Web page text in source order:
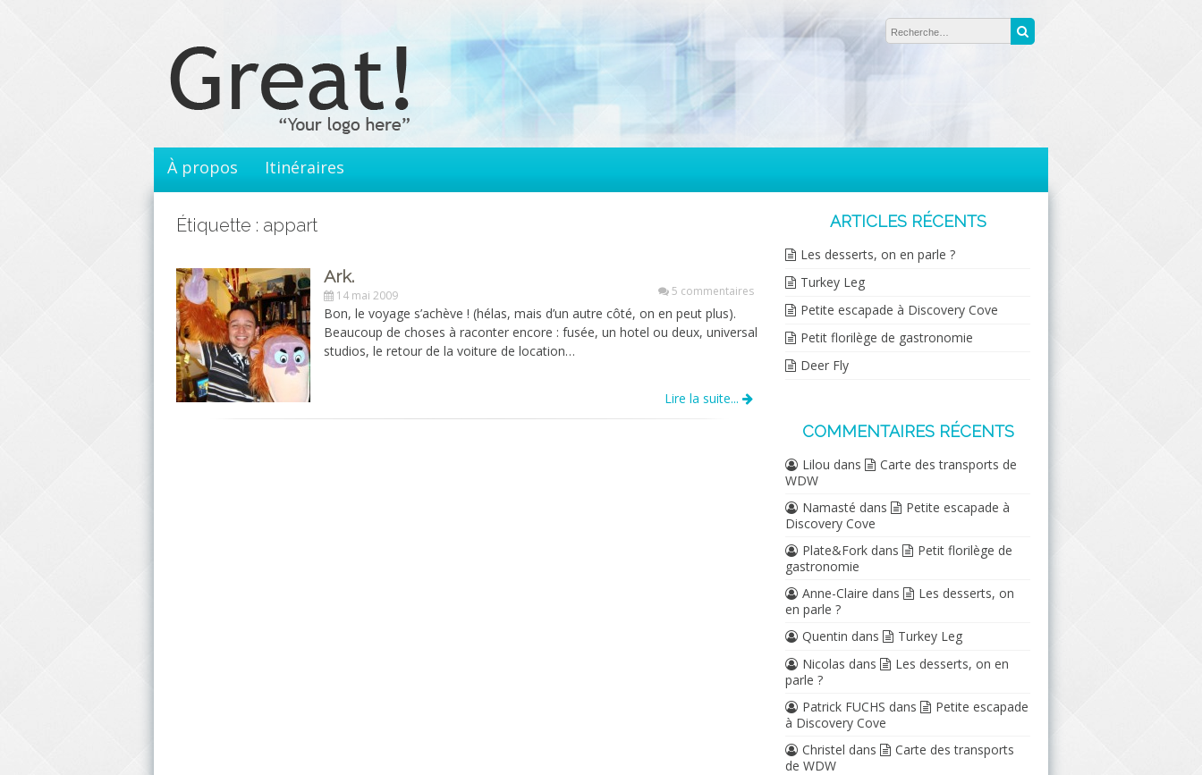
contenu
principal
À propos Itinéraires
Étiquette : appart
Ark.
14 mai 2009 5 commentaires
Bon, le voyage s’achève ! (hélas, mais d’un autre côté, on en peut plus).
Beaucoup de choses à raconter encore : fusée, un hotel ou deux, universal
studios, le retour de la voiture de location…
Lire la suite...
ARTICLES RÉCENTS
Les desserts, on en parle ?
Turkey Leg
Petite escapade à Discovery Cove
Petit florilège de gastronomie
Deer Fly
COMMENTAIRES RÉCENTS
Lilou dans
Carte des transports de
WDW
Namasté dans
Petite escapade à
Discovery Cove
Plate&Fork dans
Petit florilège de
gastronomie
Anne-Claire dans
Les desserts, on
en parle ?
Quentin dans
Turkey Leg
Nicolas dans
Les desserts, on en
parle ?
Patrick FUCHS dans
Petite escapade
à Discovery Cove
Christel dans
Carte des transports
de WDW